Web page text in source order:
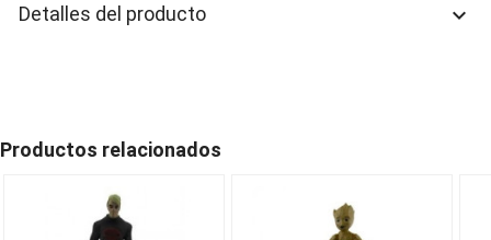
Detalles del producto keyboard_arrow_down
Productos relacionados